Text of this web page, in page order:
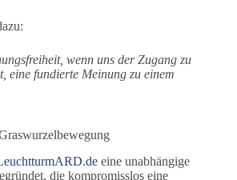
wenn uns der Zugang zu
eine fundierte Meinung zu einem
eine unabhängige
die kompromisslos eine